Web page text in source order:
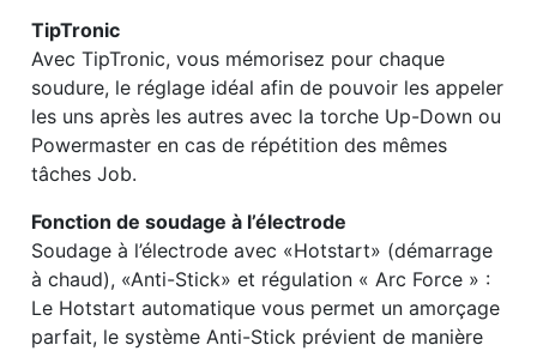
TipTronic
Avec TipTronic, vous mémorisez pour chaque
soudure, le réglage idéal afin de pouvoir les appeler
les uns après les autres avec la torche Up-Down ou
Powermaster en cas de répétition des mêmes
tâches Job.
Fonction de soudage à l’électrode
Soudage à l’électrode avec «Hotstart» (démarrage
à chaud), «Anti-Stick» et régulation « Arc Force » :
Le Hotstart automatique vous permet un amorçage
parfait, le système Anti-Stick prévient de manière